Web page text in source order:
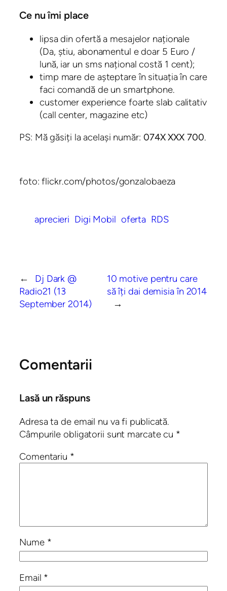
Ce nu îmi place
lipsa din ofertă a mesajelor naționale
(Da, știu, abonamentul e doar 5 Euro /
lună, iar un sms național costă 1 cent);
timp mare de așteptare în situația în care
faci comandă de un smartphone.
customer experience foarte slab calitativ
(call center, magazine etc)
PS: Mă găsiți la același număr: 074X XXX 700.
foto: flickr.com/photos/gonzalobaeza
aprecieri Digi Mobil oferta RDS
←
Dj Dark @
Radio21 (13
September 2014)
10 motive pentru care
să îți dai demisia în 2014
→
Comentarii
Lasă un răspuns
Adresa ta de email nu va fi publicată.
Câmpurile obligatorii sunt marcate cu *
Comentariu *
Nume *
Email *